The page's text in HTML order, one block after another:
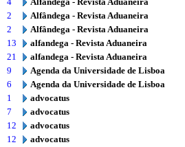
2
Alfândega - Revista Aduaneira
2
Alfândega - Revista Aduaneira
13
alfandega - Revista Aduaneira
21
alfandega - Revista Aduaneira
9
Agenda da Universidade de Lisboa
6
Agenda da Universidade de Lisboa
1
advocatus
7
advocatus
12
advocatus
12
advocatus